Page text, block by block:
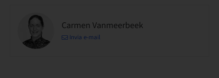
Carmen Vanmeerbeek
Invia e-mail